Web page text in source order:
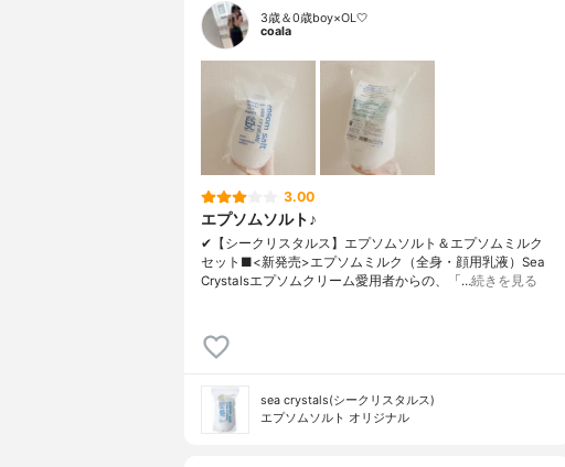
3歳＆0歳boy×OL🤍
coala
3.00
エプソムソルト♪
✔︎【シークリスタルス】エプソムソルト＆エプソムミルク
セット■<新発売>エプソムミルク（全身・顔用乳液）Sea
Crystalsエプソムクリーム愛用者からの、「…続きを見る
sea crystals(シークリスタルス)
エプソムソルト オリジナル